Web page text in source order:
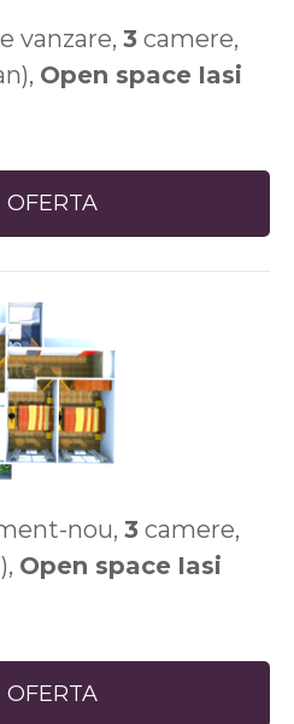
vanzare, 3 camere,
Open space Iasi
OFERTA
nou, 3 camere,
Open space Iasi
OFERTA